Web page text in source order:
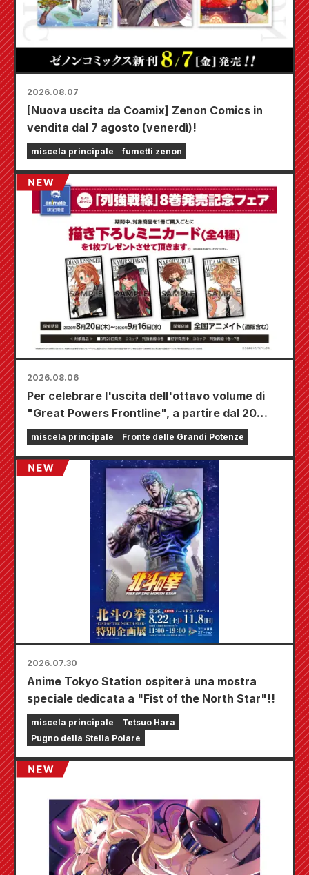
2026.08.07
[Nuova uscita da Coamix] Zenon Comics in
vendita dal 7 agosto (venerdì)!
miscela principale fumetti zenon
2026.08.06
Per celebrare l'uscita dell'ottavo volume di
"Great Powers Frontline", a partire dal 20
agosto si terrà una fiera a tempo limitato
presso i negozi Animate di tutta la nazione,
dove potrete aggiudicarvi una mini card
disegnata appositamente (4 tipi in totale)!
miscela principale Fronte delle Grandi Potenze
2026.07.30
Anime Tokyo Station ospiterà una mostra
speciale dedicata a "Fist of the North Star"!!
miscela principale
Tetsuo Hara
Pugno della Stella Polare